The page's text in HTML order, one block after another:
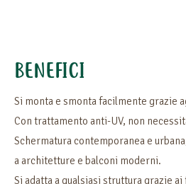
BENEFICI
Si monta e smonta facilmente grazie
Con trattamento anti-UV, non
Schermatura contemporanea e
a architetture e balconi moderni.
Si adatta a qualsiasi struttura grazie